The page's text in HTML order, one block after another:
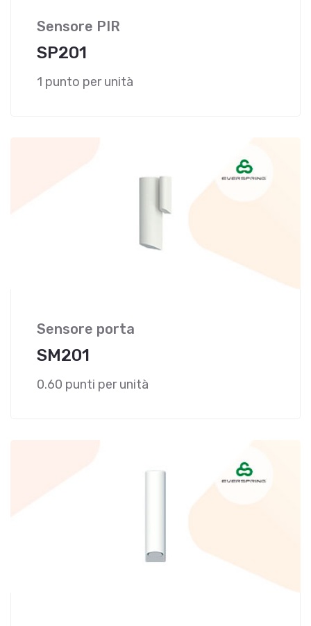
Sensore PIR
SP201
1 punto per unità
Sensore porta
SM201
0.60 punti per unità